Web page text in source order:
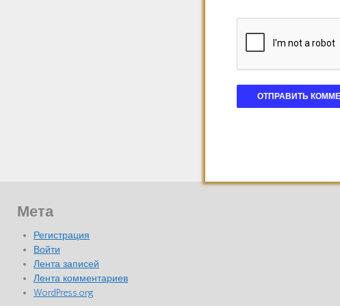
Мета
Регистрация
Войти
Лента записей
Лента комментариев
WordPress.org